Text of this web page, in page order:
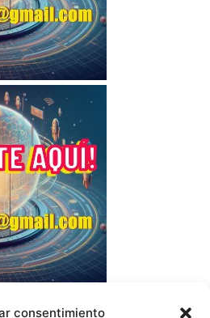
consentimiento